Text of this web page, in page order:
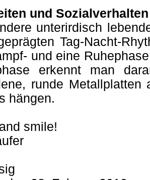
und Sozialverhalten
unterirdisch
Tag-Nacht-
und eine
erkennt man
runde Metallplatten
hängen.
smile!